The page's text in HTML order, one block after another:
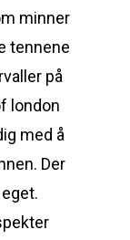
minner
tennene
på
london
med å
Der